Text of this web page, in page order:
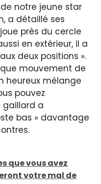
notre jeune star
a détaillé ses
près du cercle
en extérieur, il a
deux positions ».
mouvement de
heureux mélange
pouvez
gaillard a
bas » davantage
que vous avez
votre mal de